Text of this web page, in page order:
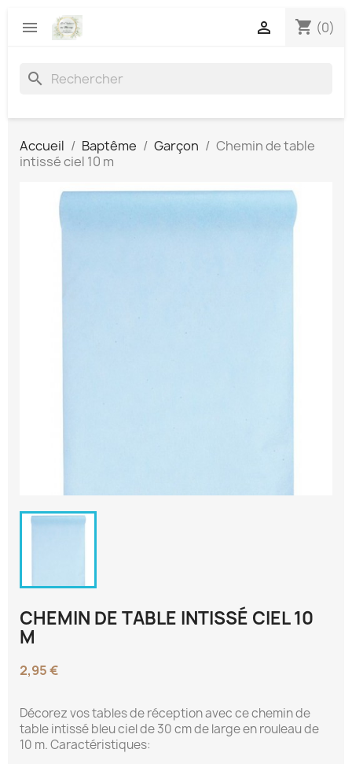
 shopping_cart (0)

search
Accueil Baptême Garçon
Chemin de table
intissé ciel 10 m
CHEMIN DE TABLE INTISSÉ CIEL 10
M
2,95 €
Décorez vos tables de réception avec ce chemin de
table intissé bleu ciel de 30 cm de large en rouleau de
10 m. Caractéristiques: